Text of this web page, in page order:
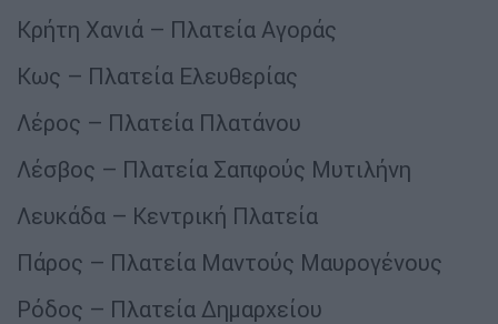
Κρήτη Χανιά – Πλατεία Αγοράς
Κως – Πλατεία Ελευθερίας
Λέρος – Πλατεία Πλατάνου
Λέσβος – Πλατεία Σαπφούς Μυτιλήνη
Λευκάδα – Κεντρική Πλατεία
Πάρος – Πλατεία Μαντούς Μαυρογένους
Ρόδος – Πλατεία Δημαρχείου